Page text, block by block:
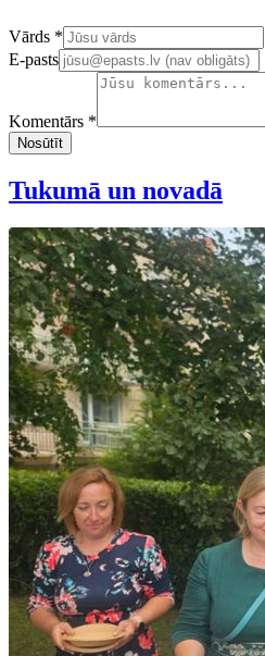
Confirm your email address
Vārds *
E-pasts
Komentārs *
Nosūtīt
Tukumā un novadā